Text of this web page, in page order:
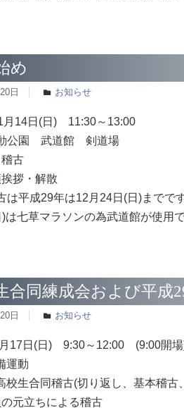
め
日 お知らせ
14日(日) 11:30～13:00
園 武道館 剣道場
古
拶・解散
は平成29年は12月24日(日)まで
七草マラソンの為武道館が使用で
合同練成会および平成
日 お知らせ
17日(日) 9:30～12:00 (9:00開
運動
生合同稽古(切り返し、基本稽古
元立ちによる稽古